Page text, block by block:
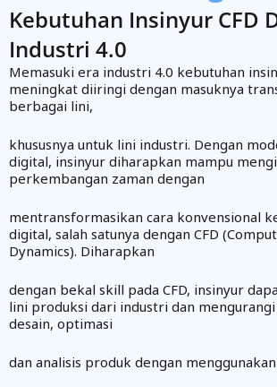
Kebutuhan Insinyur CFD
Industri 4.0
Memasuki era industri 4.0 kebutuhan
meningkat diiringi dengan masuknya
berbagai lini,
khususnya untuk lini industri. Dengan
digital, insinyur diharapkan mampu
perkembangan zaman dengan
mentransformasikan cara konvensional
digital, salah satunya dengan CFD
Dynamics). Diharapkan
dengan bekal skill pada CFD, insinyur
lini produksi dari industri dan
desain, optimasi
dan analisis produk dengan menggunakan